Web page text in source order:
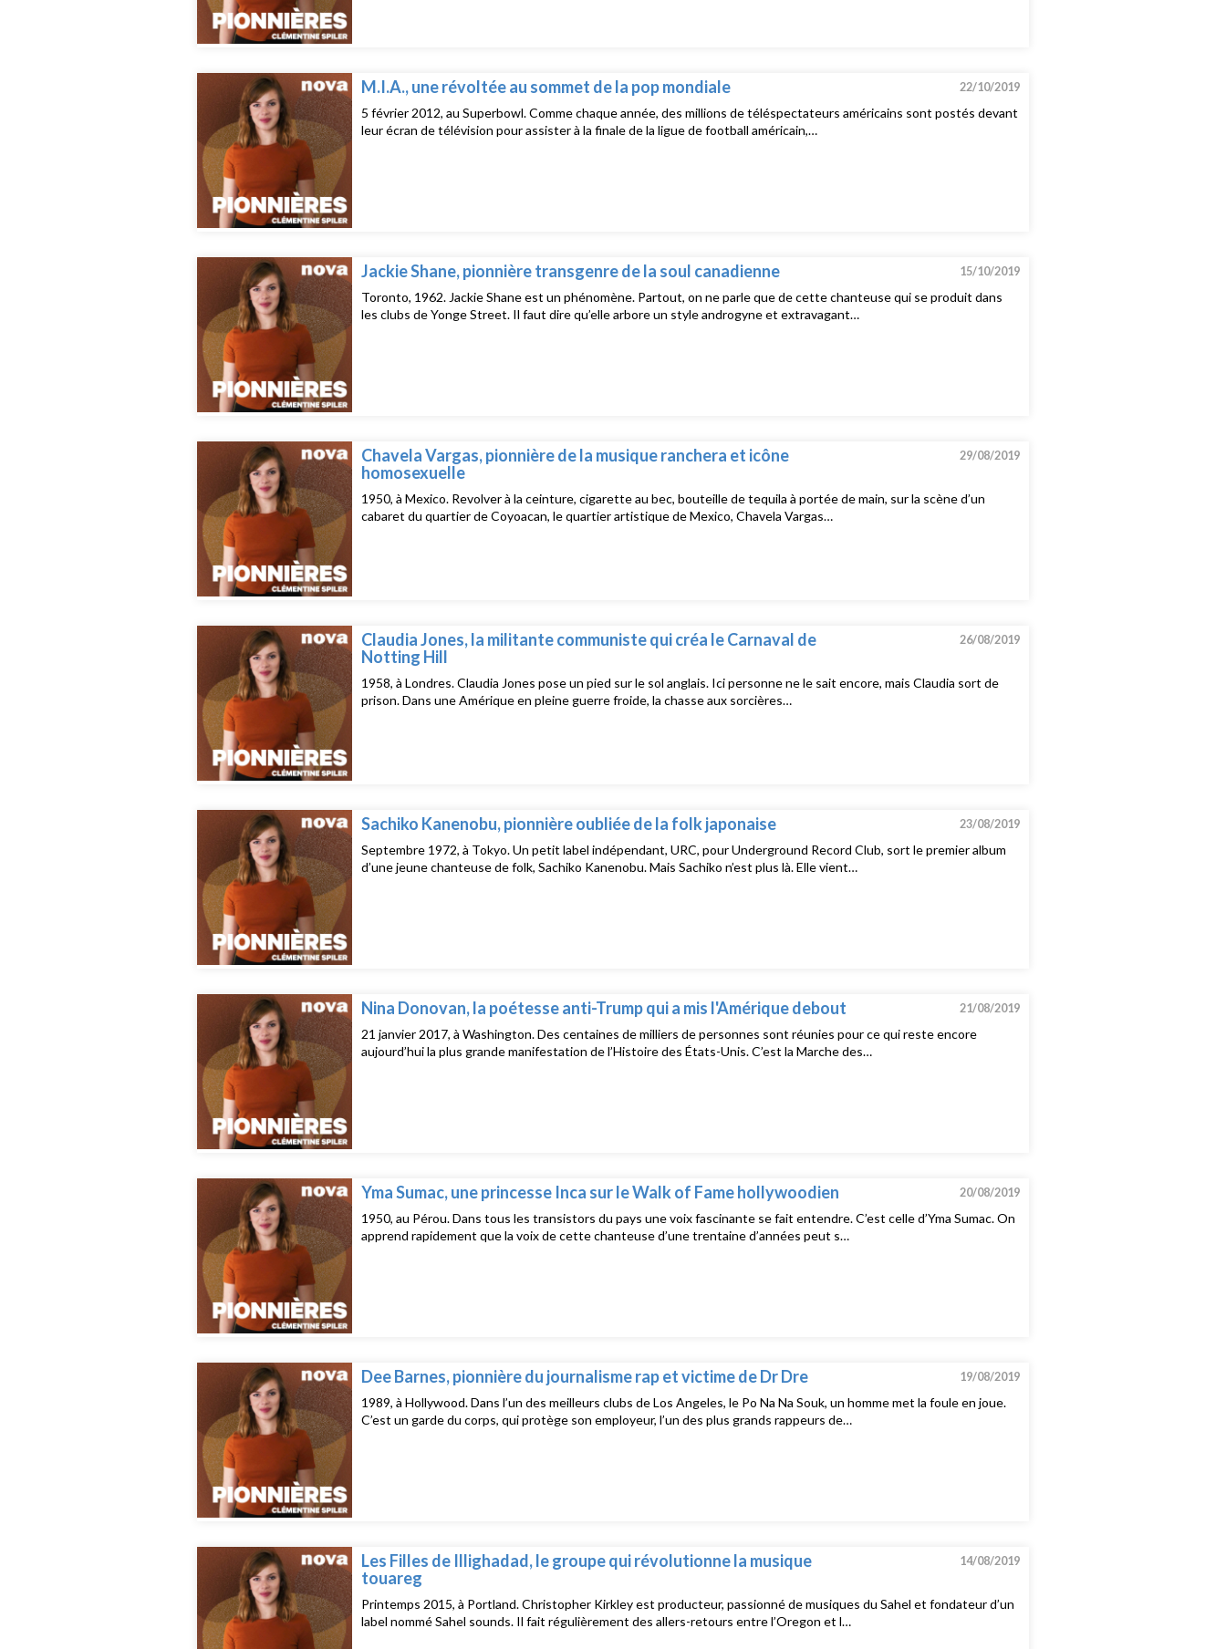
M.I.A., une révoltée au sommet de la pop mondiale 22/10/2019
5 février 2012, au Superbowl. Comme chaque année, des millions de téléspectateurs américains sont postés devant
leur écran de télévision pour assister à la finale de la ligue de football américain,…
Jackie Shane, pionnière transgenre de la soul canadienne 15/10/2019
Toronto, 1962. Jackie Shane est un phénomène. Partout, on ne parle que de cette chanteuse qui se produit dans
les clubs de Yonge Street. Il faut dire qu’elle arbore un style androgyne et extravagant…
Chavela Vargas, pionnière de la musique ranchera et icône
homosexuelle
29/08/2019
1950, à Mexico. Revolver à la ceinture, cigarette au bec, bouteille de tequila à portée de main, sur la scène d’un
cabaret du quartier de Coyoacan, le quartier artistique de Mexico, Chavela Vargas…
Claudia Jones, la militante communiste qui créa le Carnaval de
Notting Hill
26/08/2019
1958, à Londres. Claudia Jones pose un pied sur le sol anglais. Ici personne ne le sait encore, mais Claudia sort de
prison. Dans une Amérique en pleine guerre froide, la chasse aux sorcières…
Sachiko Kanenobu, pionnière oubliée de la folk japonaise 23/08/2019
Septembre 1972, à Tokyo. Un petit label indépendant, URC, pour Underground Record Club, sort le premier album
d’une jeune chanteuse de folk, Sachiko Kanenobu. Mais Sachiko n’est plus là. Elle vient…
Nina Donovan, la poétesse anti-Trump qui a mis l'Amérique debout 21/08/2019
21 janvier 2017, à Washington. Des centaines de milliers de personnes sont réunies pour ce qui reste encore
aujourd’hui la plus grande manifestation de l’Histoire des États-Unis. C’est la Marche des…
Yma Sumac, une princesse Inca sur le Walk of Fame hollywoodien 20/08/2019
1950, au Pérou. Dans tous les transistors du pays une voix fascinante se fait entendre. C’est celle d’Yma Sumac. On
apprend rapidement que la voix de cette chanteuse d’une trentaine d’années peut s…
Dee Barnes, pionnière du journalisme rap et victime de Dr Dre 19/08/2019
1989, à Hollywood. Dans l’un des meilleurs clubs de Los Angeles, le Po Na Na Souk, un homme met la foule en joue.
C’est un garde du corps, qui protège son employeur, l’un des plus grands rappeurs de…
Les Filles de Illighadad, le groupe qui révolutionne la musique
touareg
14/08/2019
Printemps 2015, à Portland. Christopher Kirkley est producteur, passionné de musiques du Sahel et fondateur d’un
label nommé Sahel sounds. Il fait régulièrement des allers-retours entre l’Oregon et l…